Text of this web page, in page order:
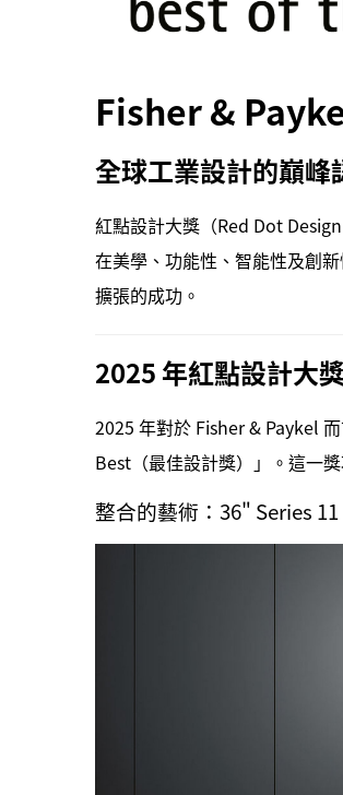
Fisher &
全球工業設計的巔
紅點設計大獎（Red Dot
在美學、功能性、智能性及創
擴張的成功。
2025 年紅點設計大
2025 年對於 Fisher & Paykel
Best（最佳設計獎）」。這一
整合的藝術：36" Series